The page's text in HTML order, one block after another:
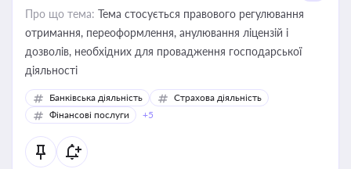
Про що тема: Тема стосується правового регулювання
отримання, переоформлення, анулювання ліцензій і
дозволів, необхідних для провадження господарської
діяльності
Банківська діяльність
Страхова діяльність
Фінансові послуги
+5